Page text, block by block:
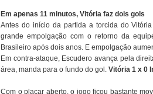
Em apenas 11 minutos, Vitória faz dois gols
Antes do início da partida a torcida do
grande empolgação com o retorno da
Brasileiro após dois anos. E empolgação
Em contra-ataque, Escudero avança pela
área, manda para o fundo do gol. Vitória 1 x 0
Com o placar aberto, o jogo ficou bastante